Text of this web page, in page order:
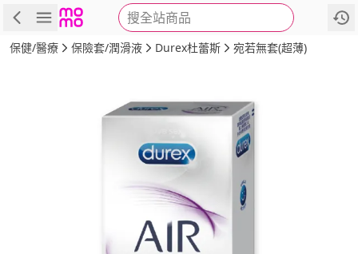
搜全站商品
商品 評價 詳情
保健/醫療 保險套/潤滑液 Durex杜蕾斯 宛若無套(超薄)